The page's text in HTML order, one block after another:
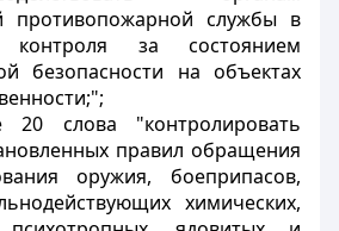
противопожарной службы в
контроля за состоянием
безопасности на объектах
20 слова "контролировать
правил обращения
оружия, боеприпасов,
химических,